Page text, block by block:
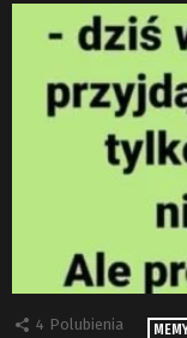
4 Polubienia